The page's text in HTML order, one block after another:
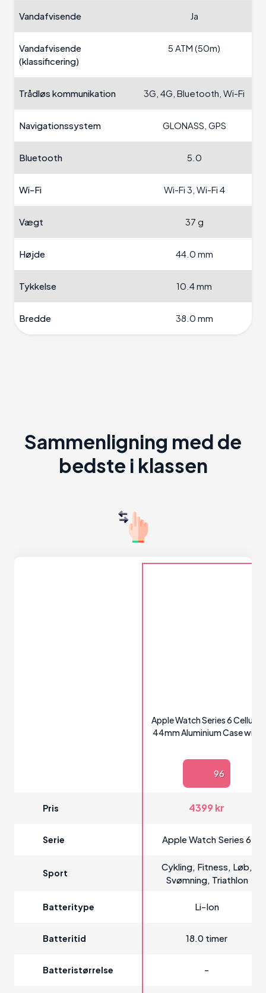
Vandafvisende Ja
Vandafvisende
(klassificering)
5 ATM (50m)
Trådløs kommunikation 3G, 4G, Bluetooth, Wi-Fi
Navigationssystem GLONASS, GPS
Bluetooth 5.0
Wi-Fi Wi-Fi 3, Wi-Fi 4
Vægt 37 g
Højde 44.0 mm
Tykkelse 10.4 mm
Bredde 38.0 mm
Sammenligning med de
bedste i klassen
Apple Watch Series 6 Cellular
44mm Aluminium Case with
96
Pris 4399 kr
Serie Apple Watch Series 6
Sport
Cykling, Fitness, Løb,
Svømning, Triathlon
Batteritype Li-Ion
Batteritid 18.0 timer
Batteristørrelse -